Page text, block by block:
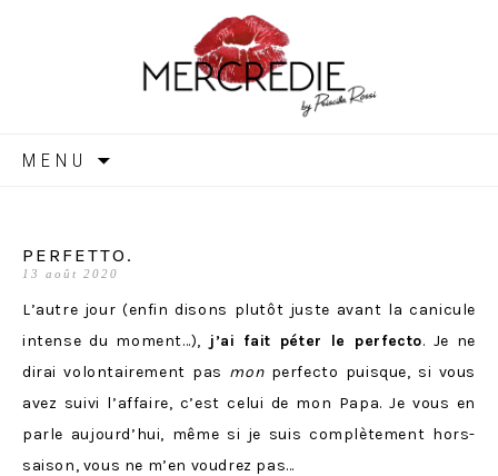
MERCREDIE
MENU
PERFETTO.
13 août 2020
L’autre jour (enfin disons plutôt juste avant la canicule
intense du moment…), j’ai fait péter le perfecto. Je ne
dirai volontairement pas monperfecto puisque, si vous
avez suivi l’affaire, c’est celui de mon Papa. Je vous en
parle aujourd’hui, même si je suis complètement hors-
saison, vous ne m’en voudrez pas…